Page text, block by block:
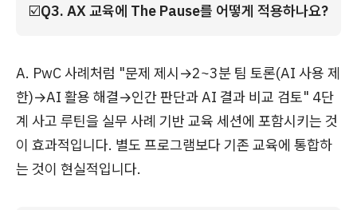
☑️Q3. AX 교육에 The Pause를 어떻게 적용하나요?
A. PwC 사례처럼 "문제 제시→2~3분 팀 토론(AI 사용 제
한)→AI 활용 해결→인간 판단과 AI 결과 비교 검토" 4단
계 사고 루틴을 실무 사례 기반 교육 세션에 포함시키는 것
이 효과적입니다. 별도 프로그램보다 기존 교육에 통합하
는 것이 현실적입니다.